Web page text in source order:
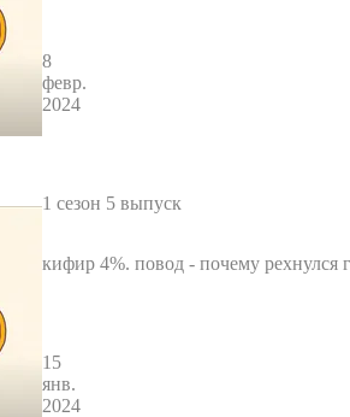
8
февр.
2024
1 сезон 5 выпуск
кифир 4%. повод - почему рехнулся
15
янв.
2024